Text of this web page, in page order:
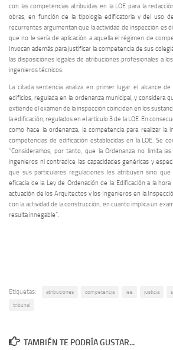
con las competencias atribuidas en la LOE para la
obras, en función de la tipología edificatoria y del uso
recurrentes argumentan que la actividad de inspección es
que no le sería de aplicación a aquella el régimen de
Invocan además para justificar la competencia de sus
las disposiciones legales de atribuciones profesionales a
ingenieros técnicos.
La citada sentencia analiza en primer lugar el alcance
edificios, regulada en la ordenanza municipal, y considera
extiende el examen de la inspección coinciden en los
la edificación, regulados en el artículo 3 de la LOE. En
como hace la ordenanza, la competencia para realizar la
competencias de edificación establecidas en la LOE. Se
“Consideramos, por tanto, que la Ordenanza no limita
ingenieros ni contradice las capacidades genéricas y
que sus particulares regulaciones les atribuyen sino
eficacia de la Ley de Ordenación de la Edificación a la
actuación de los Arquitectos y los Ingenieros en la
con la actividad de la construcción, en cuanto implica un
resulta innegable”.
Etiquetas: atribuciones competencia iee justicia
tribunal
TAMBIÉN TE PODRÍA GUSTAR...